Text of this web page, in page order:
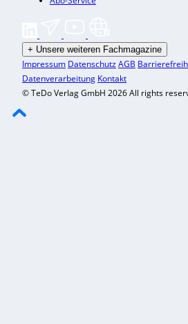
+ Unsere weiteren Fachmagazine
Impressum DatenschutzAGB
Datenverarbeitung Kontakt
© TeDo Verlag GmbH 2026 All rights